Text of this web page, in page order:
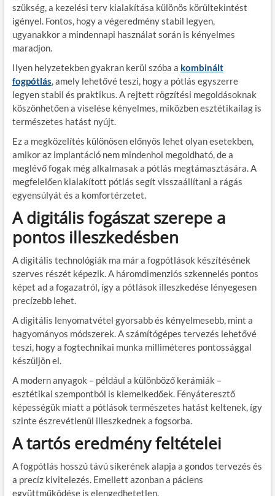
szükség, a kezelési terv kialakítása különös körültekintést
igényel. Fontos, hogy a végeredmény stabil legyen,
ugyanakkor a mindennapi használat során is kényelmes
maradjon.
Ilyen helyzetekben gyakran kerül szóba a kombinált
fogpótlás, amely lehetővé teszi, hogy a pótlás egyszerre
legyen stabil és praktikus. A rejtett rögzítési megoldásoknak
köszönhetően a viselése kényelmes, miközben esztétikailag is
természetes hatást nyújt.
Ez a megközelítés különösen előnyös lehet olyan esetekben,
amikor az implantáció nem mindenhol megoldható, de a
meglévő fogak még alkalmasak a pótlás megtámasztására. A
megfelelően kialakított pótlás segít visszaállítani a rágás
egyensúlyát és a komfortérzetet.
A digitális fogászat szerepe a
pontos illeszkedésben
A digitális technológiák ma már a fogpótlások készítésének
szerves részét képezik. A háromdimenziós szkennelés pontos
képet ad a fogazatról, így a pótlások illeszkedése lényegesen
precízebb lehet.
A digitális lenyomatvétel gyorsabb és kényelmesebb, mint a
hagyományos módszerek. A számítógépes tervezés lehetővé
teszi, hogy a fogtechnikai munka milliméteres pontossággal
készüljön el.
A modern anyagok – például a különböző kerámiák –
esztétikai szempontból is kiemelkedőek. Fényáteresztő
képességük miatt a pótlások természetes hatást keltenek, így
szinte észrevétlenül illeszkednek a fogsorba.
A tartós eredmény feltételei
A fogpótlás hosszú távú sikerének alapja a gondos tervezés és
a precíz kivitelezés. Emellett azonban a páciens
együttműködése is elengedhetetlen.